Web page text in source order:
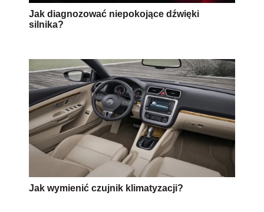
Jak diagnozować niepokojące dźwięki
silnika?
Jak wymienić czujnik klimatyzacji?